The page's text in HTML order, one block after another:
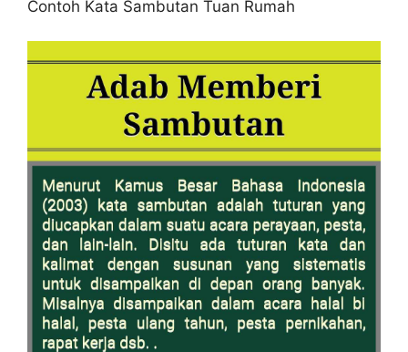
Contoh Kata Sambutan Tuan Rumah